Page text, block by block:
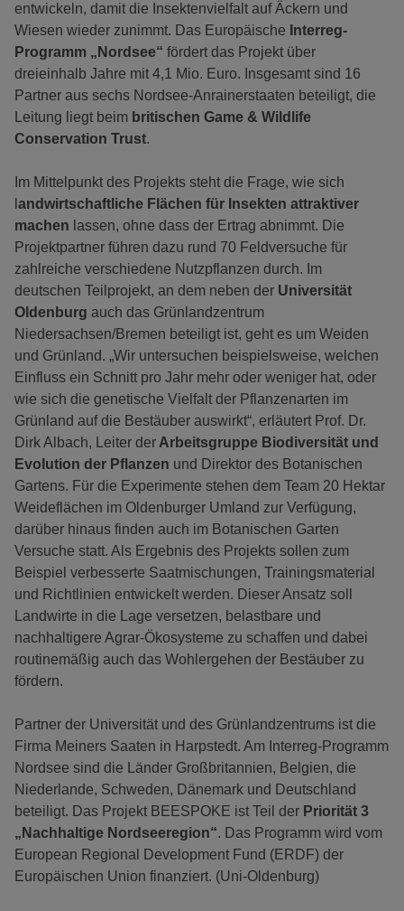
entwickeln, damit die Insektenvielfalt auf Äckern und
Wiesen wieder zunimmt. Das Europäische Interreg-
Programm „Nordsee“ fördert das Projekt über
dreieinhalb Jahre mit 4,1 Mio. Euro. Insgesamt sind 16
Partner aus sechs Nordsee-Anrainerstaaten beteiligt, die
Leitung liegt beim britischen Game & Wildlife
Conservation Trust.
Im Mittelpunkt des Projekts steht die Frage, wie sich
andwirtschaftliche Flächen für Insekten attraktiver
machen lassen, ohne dass der Ertrag abnimmt. Die
Projektpartner führen dazu rund 70 Feldversuche für
zahlreiche verschiedene Nutzpflanzen durch. Im
deutschen Teilprojekt, an dem neben der Universität
Oldenburg auch das Grünlandzentrum
Niedersachsen/Bremen beteiligt ist, geht es um Weiden
und Grünland. „Wir untersuchen beispielsweise, welchen
Einfluss ein Schnitt pro Jahr mehr oder weniger hat, oder
wie sich die genetische Vielfalt der Pflanzenarten im
Grünland auf die Bestäuber auswirkt“, erläutert Prof. Dr.
Dirk Albach, Leiter der Arbeitsgruppe Biodiversität und
Evolution der Pflanzen und Direktor des Botanischen
Gartens. Für die Experimente stehen dem Team 20 Hektar
Weideflächen im Oldenburger Umland zur Verfügung,
darüber hinaus finden auch im Botanischen Garten
Versuche statt. Als Ergebnis des Projekts sollen zum
Beispiel verbesserte Saatmischungen, Trainingsmaterial
und Richtlinien entwickelt werden. Dieser Ansatz soll
Landwirte in die Lage versetzen, belastbare und
nachhaltigere Agrar-Ökosysteme zu schaffen und dabei
routinemäßig auch das Wohlergehen der Bestäuber zu
fördern.
Partner der Universität und des Grünlandzentrums ist die
Firma Meiners Saaten in Harpstedt. Am Interreg-Programm
Nordsee sind die Länder Großbritannien, Belgien, die
Niederlande, Schweden, Dänemark und Deutschland
beteiligt. Das Projekt BEESPOKE ist Teil der Priorität 3
„Nachhaltige Nordseeregion“. Das Programm wird vom
European Regional Development Fund (ERDF) der
Europäischen Union finanziert. (Uni-Oldenburg)